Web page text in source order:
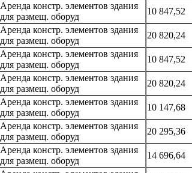
Аренда констр. элементов здания
для размещ. оборуд
10 847,52
Аренда констр. элементов здания
для размещ. оборуд
20 820,24
Аренда констр. элементов здания
для размещ. оборуд
10 847,52
Аренда констр. элементов здания
для размещ. оборуд
20 820,24
Аренда констр. элементов здания
для размещ. оборуд
10 147,68
Аренда констр. элементов здания
для размещ. оборуд
20 295,36
Аренда констр. элементов здания
для размещ. оборуд
14 696,64